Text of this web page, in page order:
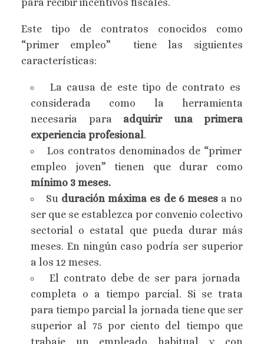
para recibir incentivos fiscales.
Este tipo de contratos conocidos como
“primer empleo” tiene las siguientes
características:
La causa de este tipo de contrato es
considerada como la herramienta
necesaria para adquirir una primera
experiencia profesional.
Los contratos denominados de “primer
empleo joven” tienen que durar como
mínimo 3 meses.
Su duración máxima es de 6 mesesa no
ser que se establezca por convenio colectivo
sectorial o estatal que pueda durar más
meses. En ningún caso podría ser superior
a los 12 meses.
El contrato debe de ser para jornada
completa o a tiempo parcial. Si se trata
para tiempo parcial la jornada tiene que ser
superior al 75 por ciento del tiempo que